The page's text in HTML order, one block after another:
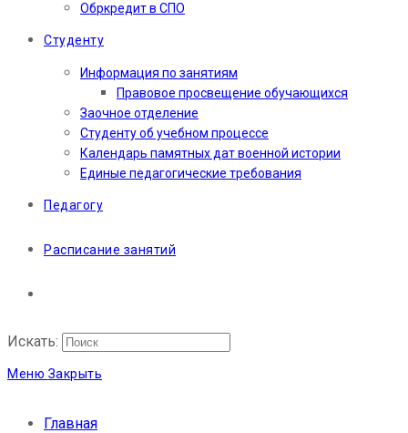
Обркредит в СПО
Студенту
Информация по занятиям
Правовое просвещение обучающихся
Заочное отделение
Студенту об учебном процессе
Календарь памятных дат военной истории
Единые педагогические требования
Педагогу
Расписание занятий
Искать:
Меню Закрыть
Главная